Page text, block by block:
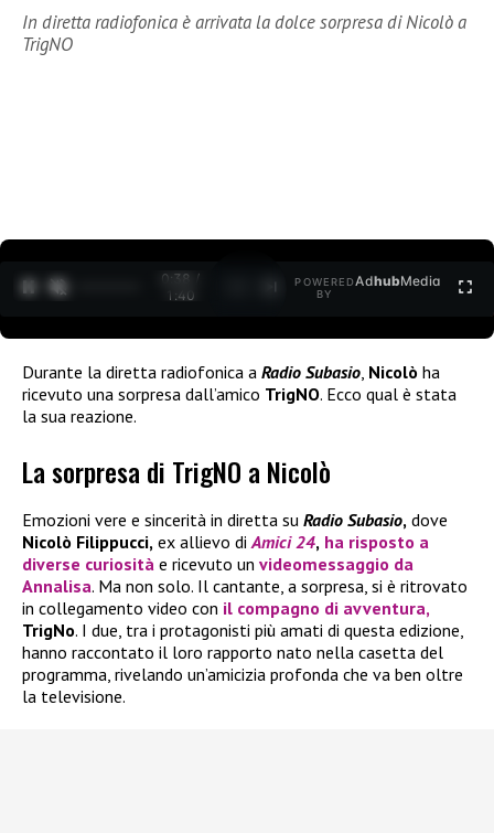
In diretta radiofonica è arrivata la dolce sorpresa di Nicolò a
TrigNO
0:39 /
1:40
POWERED
BY
AdhubMedia
Durante la diretta radiofonica a Radio Subasio Nicolò ha
ricevuto una sorpresa dall’amico TrigNO. Ecco qual è stata
la sua reazione.
La sorpresa di TrigNO a Nicolò
Emozioni vere e sincerità in diretta su Radio Subasio, dove
Nicolò Filippucci, ex allievo diAmici 24, ha risposto a
diverse curiosità e ricevuto un videomessaggio da
Annalisa. Ma non solo. Il cantante, a sorpresa, si è ritrovato
in collegamento video con il compagno di avventura,
TrigNo. I due, tra i protagonisti più amati di questa edizione,
hanno raccontato il loro rapporto nato nella casetta del
programma, rivelando un’amicizia profonda che va ben oltre
la televisione.